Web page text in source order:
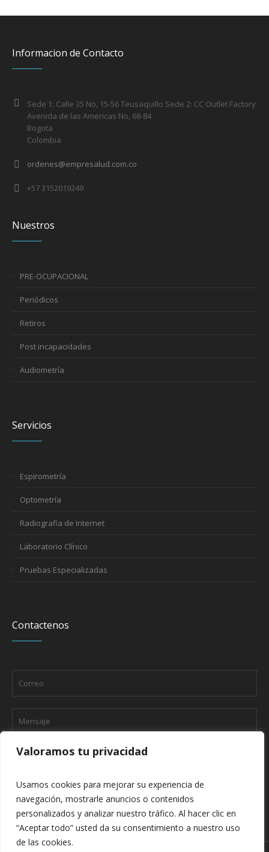
Valoramos tu privacidad
Usamos cookies para mejorar su experiencia de
navegación, mostrarle anuncios o contenidos
personalizados y analizar nuestro tráfico. Al hacer clic en
“Aceptar todo” usted da su consentimiento a nuestro uso
de las cookies.
Informacion de Contacto
Sede 1: Calle 35 No, 15-56 Teusaquillo Sede 2: CC Outlet Factory
Avenida de las Americas No, 68-84
Bogota
Colombia
ordenes@empresalud.com.co
+57 3152019249
Nuestros
PRE-OCUPACIONAL
Periódicos
Retiros
Post incapacidades
Audiometría
Servicios
Espirometría
Optometría
Radiografia de Internet
Laboratorio Clínico
Pruebas Especializadas
Contactenos